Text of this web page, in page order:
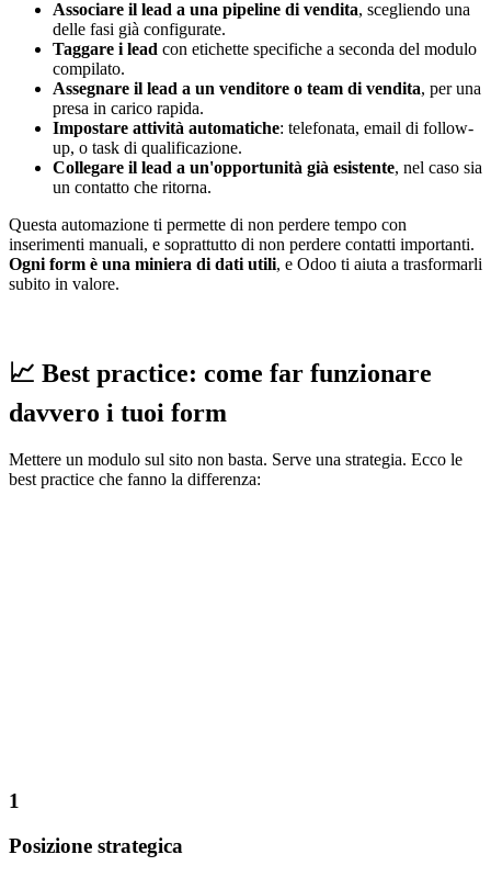
Associare il lead a una pipeline di vendita, scegliendo una
delle fasi già configurate.
Taggare i lead con etichette specifiche a seconda del modulo
compilato.
Assegnare il lead a un venditore o team di vendita, per una
presa in carico rapida.
Impostare attività automatiche: telefonata, email di follow-
up, o task di qualificazione.
Collegare il lead a un'opportunità già esistente, nel caso sia
un contatto che ritorna.
Questa automazione ti permette di non perdere tempo con
inserimenti manuali, e soprattutto di non perdere contatti importanti.
Ogni form è una miniera di dati utili, e Odoo ti aiuta a trasformarli
subito in valore.
📈 Best practice: come far funzionare
davvero i tuoi form
Mettere un modulo sul sito non basta. Serve una strategia. Ecco le
best practice che fanno la differenza:
1
Posizione strategica